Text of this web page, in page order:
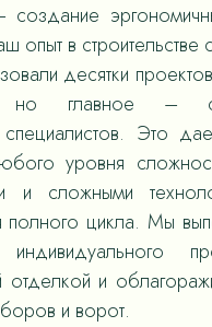
опыт в строительстве
десятки
но главное –
специалистов. Это
любого уровня
и сложными
полного цикла. Мы
отделкой и
и ворот.